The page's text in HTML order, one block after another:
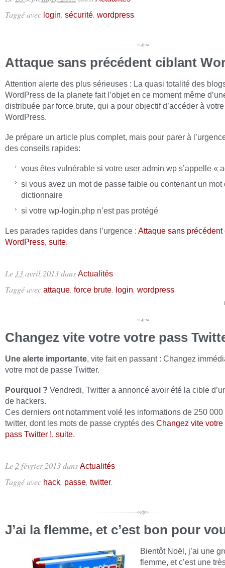
Taggé avec login, sécurité, wordpress.
Attaque sans précédent ciblant
Attention alerte des plus sérieuses : La quasi totalité des
WordPress de la planete fait l’objet en ce moment même
distribuée par force brute, qui a pour objectif d’accéder à
WordPress.
Je prépare un article plus complet, mais pour parer à
des conseils rapides:
vous êtes vulnérable si votre user admin wp s’appelle «
si vous avez un mot de passe faible ou contenant un mot
dictionnaire
si votre wp-login.php n’est pas protégé
Les parades rapides dans l’urgence : Attaque sans précédent
WordPress, suite.
Le 13 avril 2013dans Actualités
Taggé avec attaque, force brute, login, wordpress.
Changez vite votre votre pass
Une alerte importante, vite fait en passant : Changez
votre mot de passe Twitter.
Pourquoi ? Vendredi, Twitter a annoncé avoir été la cible
de hackers.
Ces derniers ont notamment volé les informations de 250 000
twitter, dont les mots de passe cryptés des Changez vite votre
pass Twitter !, suite.
Le 2 février 2013dans Actualités
Taggé avec hack, passe, twitter.
J’ai la flemme, et c’est bon pour
Bientôt Noël, j’ai une
flemme, et c’est une